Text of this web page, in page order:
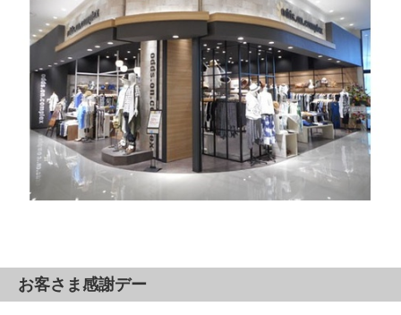
お客さま感謝デー